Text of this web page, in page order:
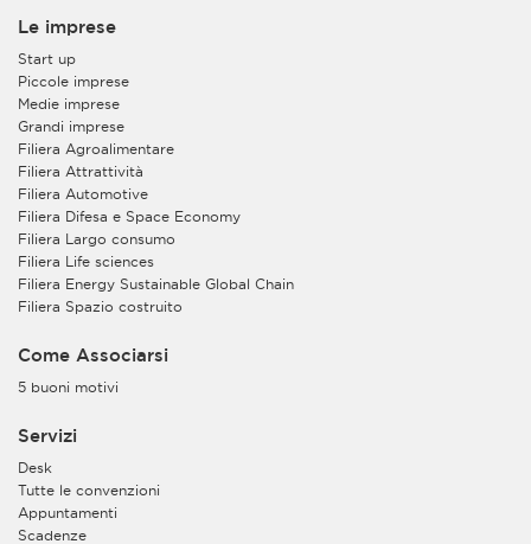
Le imprese
Start up
Piccole imprese
Medie imprese
Grandi imprese
Filiera Agroalimentare
Filiera Attrattività
Filiera Automotive
Filiera Difesa e Space Economy
Filiera Largo consumo
Filiera Life sciences
Filiera Energy Sustainable Global Chain
Filiera Spazio costruito
Come Associarsi
5 buoni motivi
Servizi
Desk
Tutte le convenzioni
Appuntamenti
Scadenze